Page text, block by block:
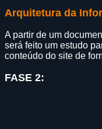
Arquitetura da
A partir de um
será feito um estudo
conteúdo do site de
FASE 2: